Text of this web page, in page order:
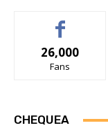
26,000
Fans
CHEQUEA